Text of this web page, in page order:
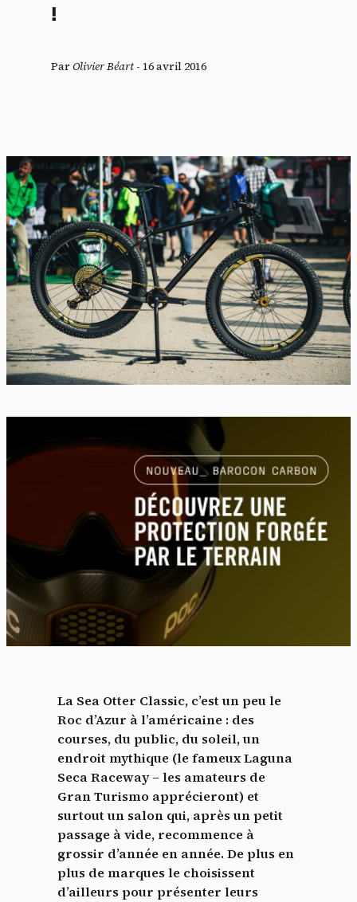
!
ParOlivier Béart- 16 avril 2016
La Sea Otter Classic, c’est un peu le
Roc d’Azur à l’américaine : des
courses, du public, du soleil, un
endroit mythique (le fameux Laguna
Seca Raceway – les amateurs de
Gran Turismo apprécieront) et
surtout un salon qui, après un petit
passage à vide, recommence à
grossir d’année en année. De plus en
plus de marques le choisissent
d’ailleurs pour présenter leurs